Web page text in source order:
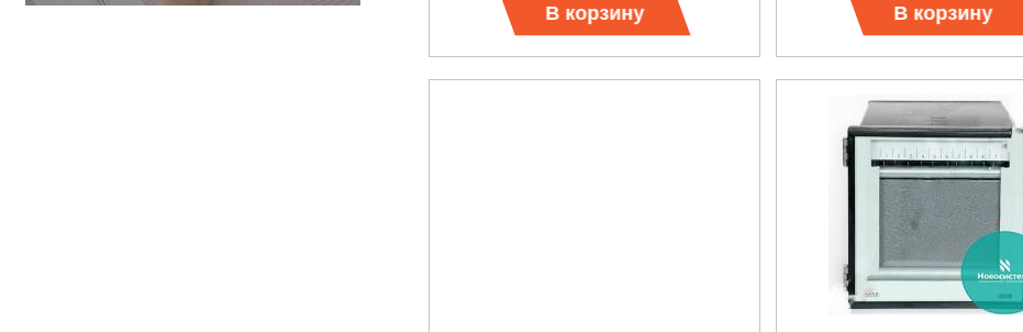
В корзину В корзину